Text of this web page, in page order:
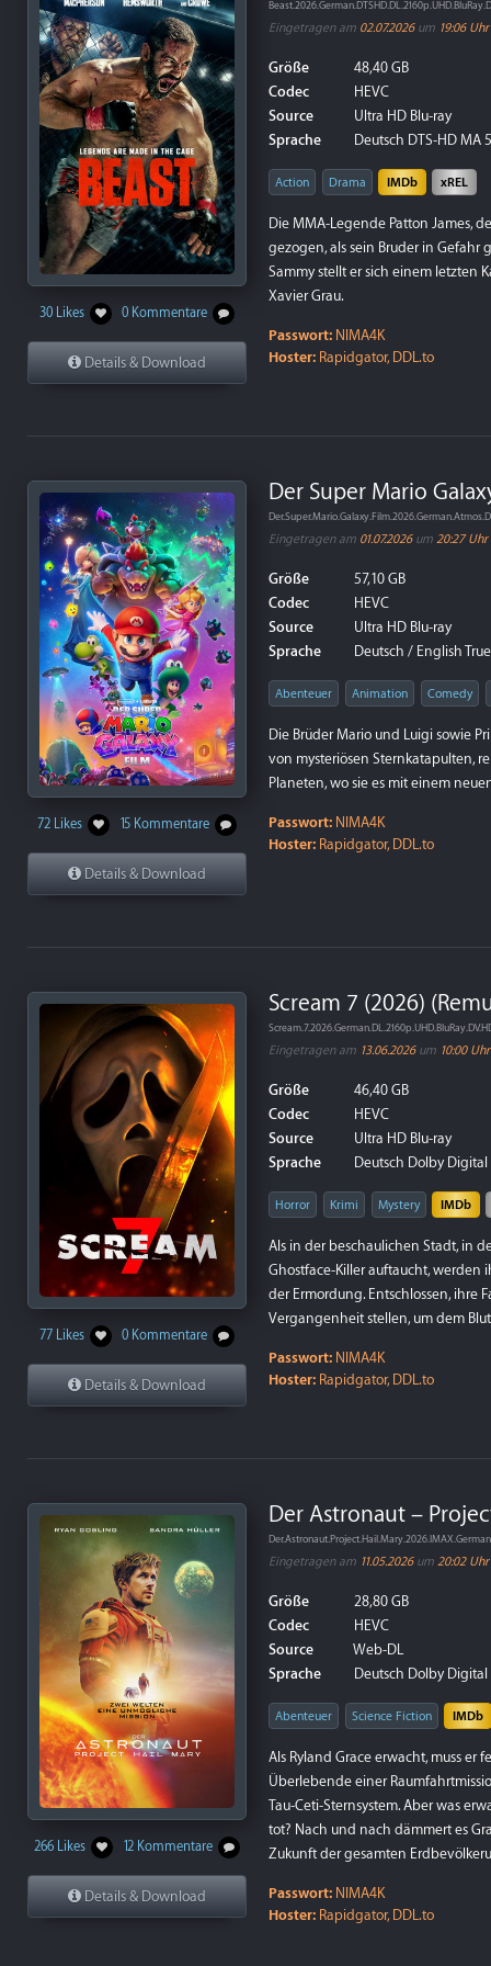
30 Likes 0 Kommentare
Details & Download
Eingetragen am 02.07.2026um 19:06 Uhr
Größe
48,40 GB
Codec
HEVC
Source
Ultra HD Blu-ray
Sprache
Deutsch DTS-HD MA
Action Drama IMDb xREL
Die MMA-Legende Patton James,
gezogen, als sein Bruder in Gefahr
Sammy stellt er sich einem letzten
Xavier Grau.
Passwort: NIMA4K
Hoster: Rapidgator, DDL.to
72 Likes 15 Kommentare
Details & Download
Der Super Mario
Eingetragen am 01.07.2026um 20:27 Uhr
Größe
57,10 GB
Codec
HEVC
Source
Ultra HD Blu-ray
Sprache
Deutsch / English
Abenteuer Animation Comedy
Die Brüder Mario und Luigi sowie
von mysteriösen Sternkatapulten,
Planeten, wo sie es mit einem
Passwort: NIMA4K
Hoster: Rapidgator, DDL.to
77 Likes 0 Kommentare
Details & Download
Scream 7 (2026)
Eingetragen am 13.06.2026um 10:00 Uhr
Größe
46,40 GB
Codec
HEVC
Source
Ultra HD Blu-ray
Sprache
Deutsch Dolby Digital
Horror Krimi Mystery IMDb
Als in der beschaulichen Stadt, in
Ghostface-Killer auftaucht, werden
der Ermordung. Entschlossen, ihre
Vergangenheit stellen, um dem
Passwort: NIMA4K
Hoster: Rapidgator, DDL.to
266 Likes 12 Kommentare
Details & Download
Der Astronaut –
Eingetragen am 11.05.2026um 20:02 Uhr
Größe
28,80 GB
Codec
HEVC
Source
Web-DL
Sprache
Deutsch Dolby Digital
Abenteuer Science Fiction IMDb
Als Ryland Grace erwacht, muss er
Überlebende einer
Tau-Ceti-Sternsystem. Aber was
tot? Nach und nach dämmert es
Zukunft der gesamten
Passwort: NIMA4K
Hoster: Rapidgator, DDL.to